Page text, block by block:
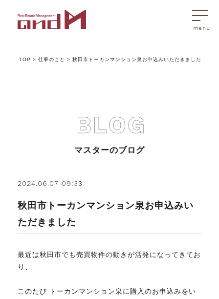
トップページ
アンドエムが選ばれる理由
不動産売買Q&A
TOP >仕事のこと >秋田市トーカンマンション泉お申込みいただきました
マスターのブログ
2024.06.07 09:33
秋田市トーカンマンション泉お申込みい
ただきました
最近は秋田市でも売買物件の動きが活発になってきてお
り、
このたび トーカンマンション泉に購入のお申込みをい